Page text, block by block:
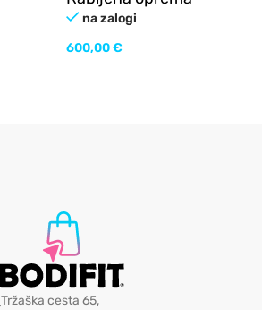
na zalogi
600,00€
Tržaška cesta 65,